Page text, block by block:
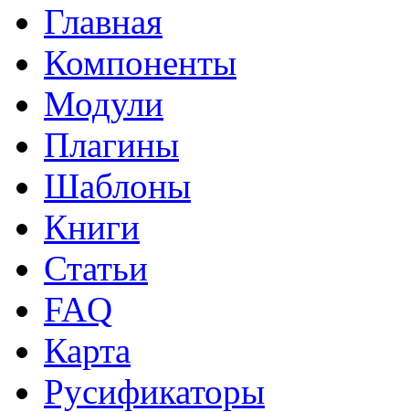
Главная
Компоненты
Модули
Плагины
Шаблоны
Книги
Статьи
FAQ
Карта
Русификаторы